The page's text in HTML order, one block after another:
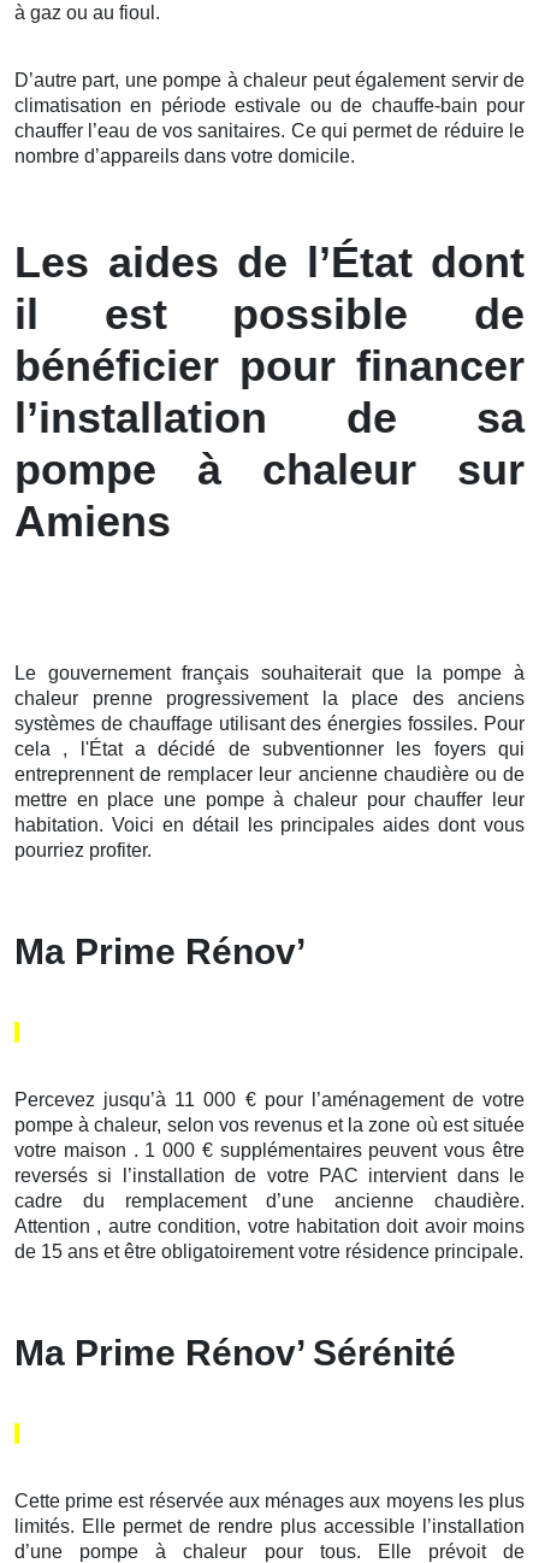
à gaz ou au fioul.
D’autre part, une pompe à chaleur peut également servir de
climatisation en période estivale ou de chauffe-bain pour
chauffer l’eau de vos sanitaires. Ce qui permet de réduire le
nombre d’appareils dans votre domicile.
Les aides de l’État dont
il est possible de
bénéficier pour financer
l’installation de sa
pompe à chaleur sur
Amiens
Le gouvernement français souhaiterait que la pompe à
chaleur prenne progressivement la place des anciens
systèmes de chauffage utilisant des énergies fossiles. Pour
cela , l'État a décidé de subventionner les foyers qui
entreprennent de remplacer leur ancienne chaudière ou de
mettre en place une pompe à chaleur pour chauffer leur
habitation. Voici en détail les principales aides dont vous
pourriez profiter.
Ma Prime Rénov’
Percevez jusqu’à 11 000 € pour l’aménagement de votre
pompe à chaleur, selon vos revenus et la zone où est située
votre maison . 1 000 € supplémentaires peuvent vous être
reversés si l’installation de votre PAC intervient dans le
cadre du remplacement d’une ancienne chaudière.
Attention , autre condition, votre habitation doit avoir moins
de 15 ans et être obligatoirement votre résidence principale.
Ma Prime Rénov’ Sérénité
Cette prime est réservée aux ménages aux moyens les plus
limités. Elle permet de rendre plus accessible l’installation
d’une pompe à chaleur pour tous. Elle prévoit de